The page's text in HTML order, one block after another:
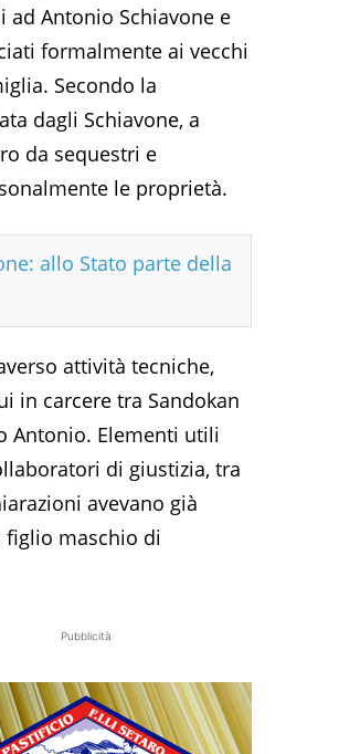
Antonio Schiavone e
formalmente ai vecchi
Secondo la
dagli Schiavone, a
da sequestri e
le proprietà.
allo Stato parte della
attività tecniche,
in carcere tra Sandokan
Antonio. Elementi utili
di giustizia, tra
avevano già
figlio maschio di
Pubblicità